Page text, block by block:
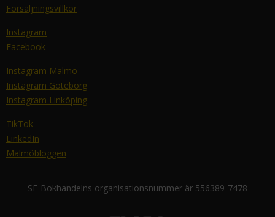
Försäljningsvillkor
Instagram
Facebook
Instagram Malmö
Instagram Göteborg
Instagram Linköping
TikTok
LinkedIn
Malmöbloggen
SF-Bokhandelns organisationsnummer är 556389-7478